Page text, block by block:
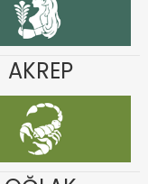
AKREP